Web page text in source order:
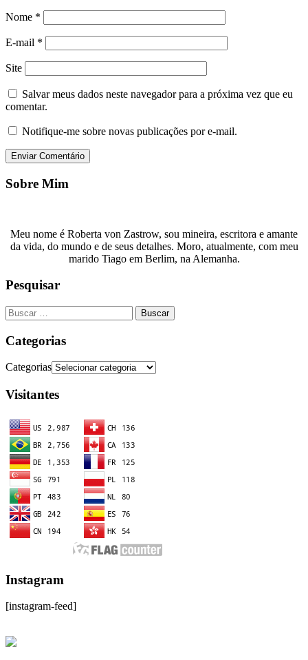
Nome *
E-mail *
Site
Salvar meus dados neste navegador para a próxima vez que eu
comentar.
Notifique-me sobre novas publicações por e-mail.
Sobre Mim
Meu nome é Roberta von Zastrow, sou mineira, escritora e amante
da vida, do mundo e de seus detalhes. Moro, atualmente, com meu
marido Tiago em Berlim, na Alemanha.
Pesquisar
Categorias
Categorias
Visitantes
Instagram
[instagram-feed]